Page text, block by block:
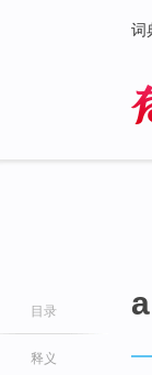
词
目录
释义